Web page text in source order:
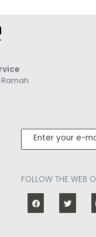
FOLLOW THE WEB